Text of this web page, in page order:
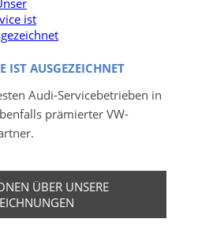
IST AUSGEZEICHNET
Audi-Servicebetrieben in
prämierter VW-
ÜBER UNSERE